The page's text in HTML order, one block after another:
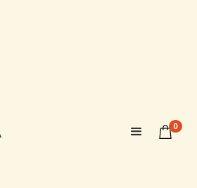
0
avec 1 accompagnateur chacun.